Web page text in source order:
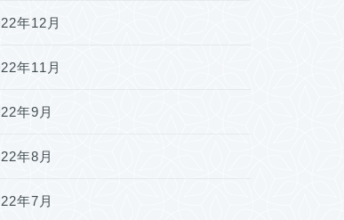
年12月
年11月
年9月
年8月
年7月